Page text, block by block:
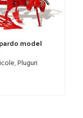
model
,Pluguri